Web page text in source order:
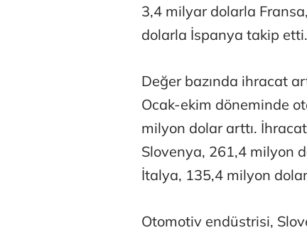
3,4 milyar dolarla
dolarla İspanya takip etti.
Değer bazında ihracat
Ocak-ekim döneminde
milyon dolar arttı.
Slovenya, 261,4 milyon
İtalya, 135,4 milyon
Otomotiv endüstrisi,